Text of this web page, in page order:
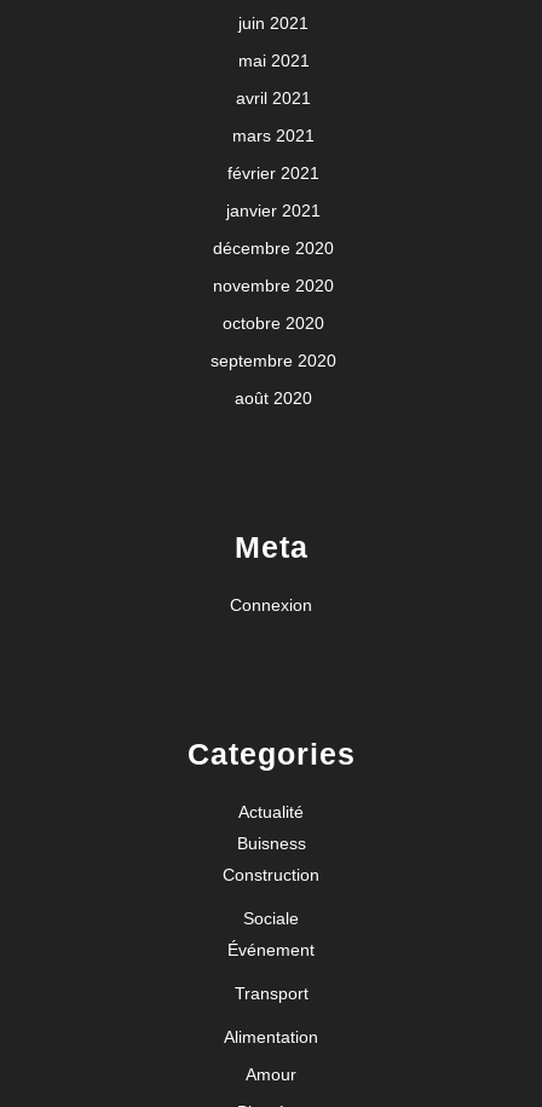
juin 2021
mai 2021
avril 2021
mars 2021
février 2021
janvier 2021
décembre 2020
novembre 2020
octobre 2020
septembre 2020
août 2020
Meta
Connexion
Categories
Actualité
Buisness
Construction
Sociale
Événement
Transport
Alimentation
Amour